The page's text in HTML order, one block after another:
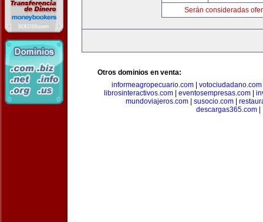
Serán consideradas
Otros dominios en venta:
informeagropecuario.com| votociudadano.com
librosinteractivos.com| eventosempresas.com|
mundoviajeros.com| susocio.com|
descargas365.com